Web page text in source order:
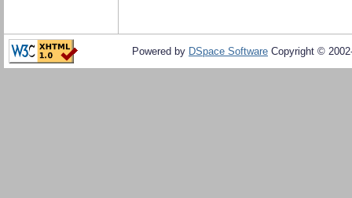
Powered by DSpace Software Copyright ©